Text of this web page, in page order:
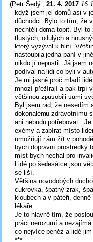
(Petr Šedý , 21. 4. 2017
když jsem jel domů asi v
důchodci. Bylo to tím, že
nechtěli doma topit. Byl to
tlustých, odulých a
který vyzýval k blití.
nastoupila jedna paní v
nikdo jí nepustil. Já jsem
podíval na lidi co byli v
Je mi jasné proč mladí
mnozí přežírají a pak trpí
většinou způsobili sami
Byl jsem rád, že nesedím
dokonalému zdravotnímu
ani nebudu
exémy a zabírat místo
umožňují nám žít v
bych dopravní prostředky
míst bych nechal pro
Lidé po šedesátce jsou
se liší.
Většina novodobých
cukrovka, špatný zrak,
kloubech a v páteři,
lékaře.
Je to hlavně tím, že
práci nerozumí a
co nejvíce peněz a lidé
***